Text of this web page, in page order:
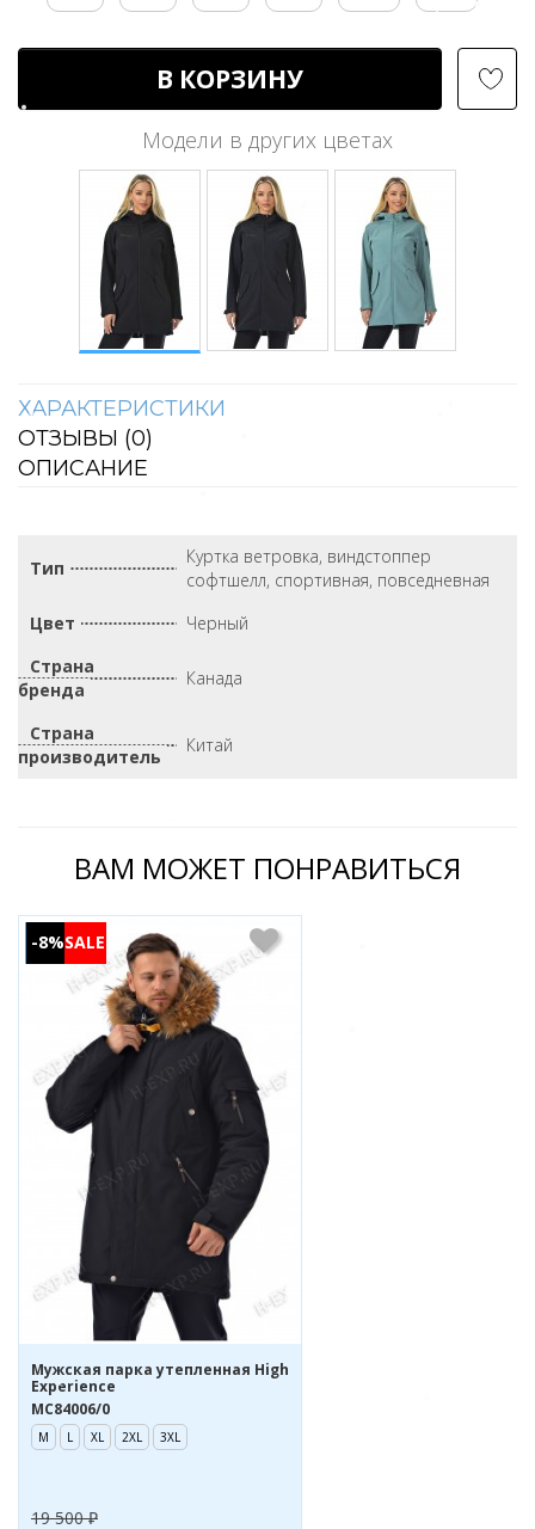
В КОРЗИНУ
Модели в других цветах
ХАРАКТЕРИСТИКИ
ОТЗЫВЫ (0)
ОПИСАНИЕ
Тип
Куртка ветровка, виндстоппер
софтшелл, спортивная, повседневная
Цвет
Черный
Страна
бренда
Канада
Страна
производитель
Китай
ВАМ МОЖЕТ ПОНРАВИТЬСЯ
-8%
Мужская парка утепленная High
Experience
MC84006/0
M L XL 2XL 3XL
19 500 ₽